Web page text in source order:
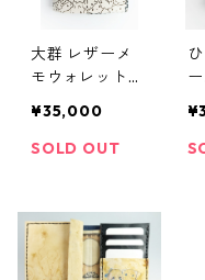
大群 レザーメ
モウォレット／
emo Wallet
¥35,000
SOLD OUT